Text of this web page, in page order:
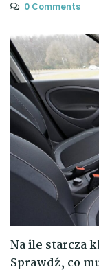
0 Comments
Na ile starcza
Sprawdź, co